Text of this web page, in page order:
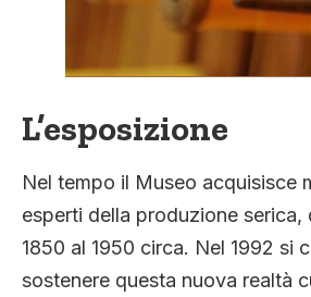
L’esposizione
Nel tempo il Museo acquisisce
esperti della produzione serica,
1850 al 1950 circa. Nel 1992 si
sostenere questa nuova realtà